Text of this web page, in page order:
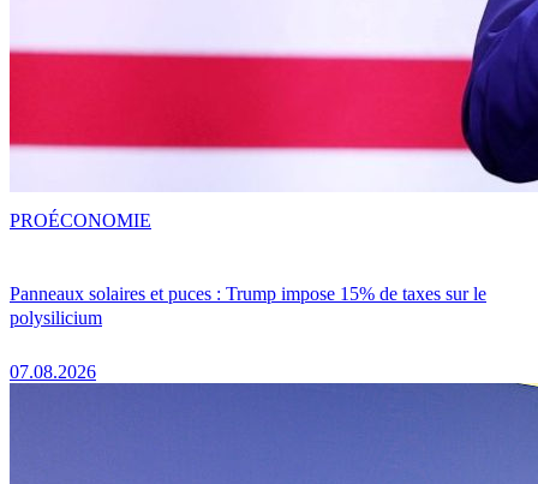
Panneaux solaires et puces : Trump impose 15% de taxes sur le
polysilicium
07.08.2026
PROÉCONOMIE